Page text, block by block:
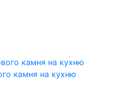
камня на кухню